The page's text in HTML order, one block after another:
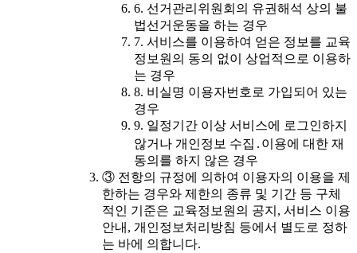
6. 선거관리위원회의 유권해석 상의 불
법선거운동을 하는 경우
7. 서비스를 이용하여 얻은 정보를 교육
정보원의 동의 없이 상업적으로 이용하
는 경우
8. 비실명 이용자번호로 가입되어 있는
경우
9. 일정기간 이상 서비스에 로그인하지
않거나 개인정보 수집․이용에 대한 재
동의를 하지 않은 경우
③ 전항의 규정에 의하여 이용자의 이용을 제
한하는 경우와 제한의 종류 및 기간 등 구체
적인 기준은 교육정보원의 공지, 서비스 이용
안내, 개인정보처리방침 등에서 별도로 정하
는 바에 의합니다.